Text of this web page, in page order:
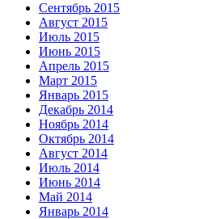
Сентябрь 2015
Август 2015
Июль 2015
Июнь 2015
Апрель 2015
Март 2015
Январь 2015
Декабрь 2014
Ноябрь 2014
Октябрь 2014
Август 2014
Июль 2014
Июнь 2014
Май 2014
Январь 2014